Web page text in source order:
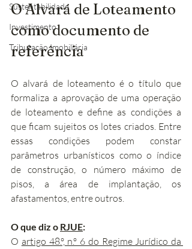
Sustentabilidade
Investimento
Tributação Imobiliária
O Alvará de Loteamento
como documento de
referência
O alvará de loteamento é o título que
formaliza a aprovação de uma operação
de loteamento e define as condições a
que ficam sujeitos os lotes criados. Entre
essas condições podem constar
parâmetros urbanísticos como o índice
de construção, o número máximo de
pisos, a área de implantação, os
afastamentos, entre outros.
O que diz o RJUE:
O artigo 48.º, n.º 6 do Regime Jurídico da